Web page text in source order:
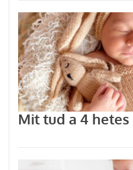
Mit tud a 4 hetes